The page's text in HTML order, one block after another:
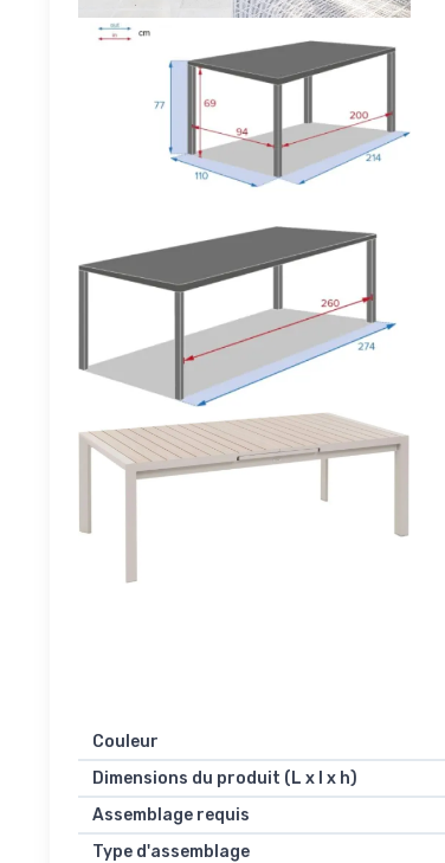
Couleur
Dimensions du produit (L x l x h)
Assemblage requis
Type d'assemblage